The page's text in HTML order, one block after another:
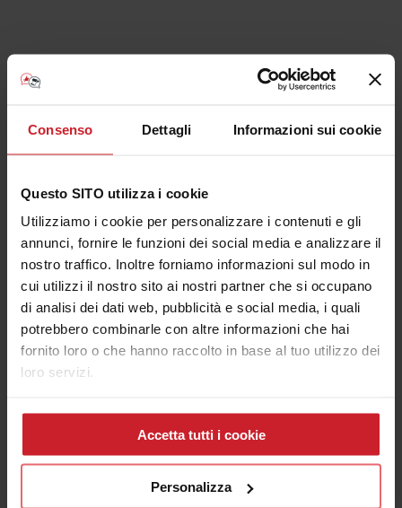
Consenso Dettagli Informazioni sui cookie
Questo SITO utilizza i cookie
Utilizziamo i cookie per personalizzare i contenuti e gli
annunci, fornire le funzioni dei social media e analizzare il
nostro traffico. Inoltre forniamo informazioni sul modo in
cui utilizzi il nostro sito ai nostri partner che si occupano
di analisi dei dati web, pubblicità e social media, i quali
potrebbero combinarle con altre informazioni che hai
fornito loro o che hanno raccolto in base al tuo utilizzo dei
loro servizi.
Accetta tutti i cookie
Personalizza
Articolo più letti
Popolari
Cosa scegliere tra Stampante per Magliette
piccolo formato
29 Gennaio 2018